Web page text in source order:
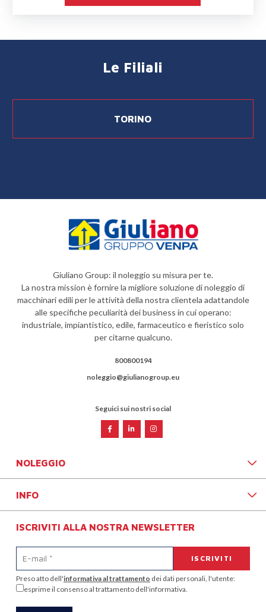
Le Filiali
TORINO
Giuliano Group: il noleggio su misura per te.
La nostra mission è fornire la migliore soluzione di noleggio di
macchinari edili per le attività della nostra clientela adattandole
alle specifiche peculiarità dei business in cui operano:
industriale, impiantistico, edile, farmaceutico e fieristico solo
per citarne qualcuno.
800800194
noleggio@giulianogroup.eu
Seguici sui nostri social
NOLEGGIO
INFO
ISCRIVITI ALLA NOSTRA NEWSLETTER
Preso atto dell'informativa al trattamento dei dati personali, l'utente:
esprime il consenso al trattamento dell'informativa.